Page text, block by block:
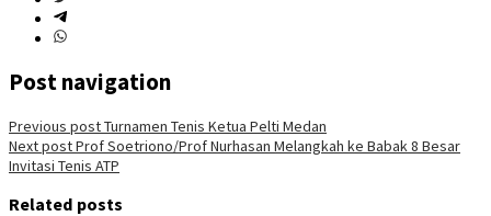
Post navigation
Previous postTurnamen Tenis Ketua Pelti Medan
Next postProf Soetriono/Prof Nurhasan Melangkah ke Babak 8 Besar
Invitasi Tenis ATP
Related posts